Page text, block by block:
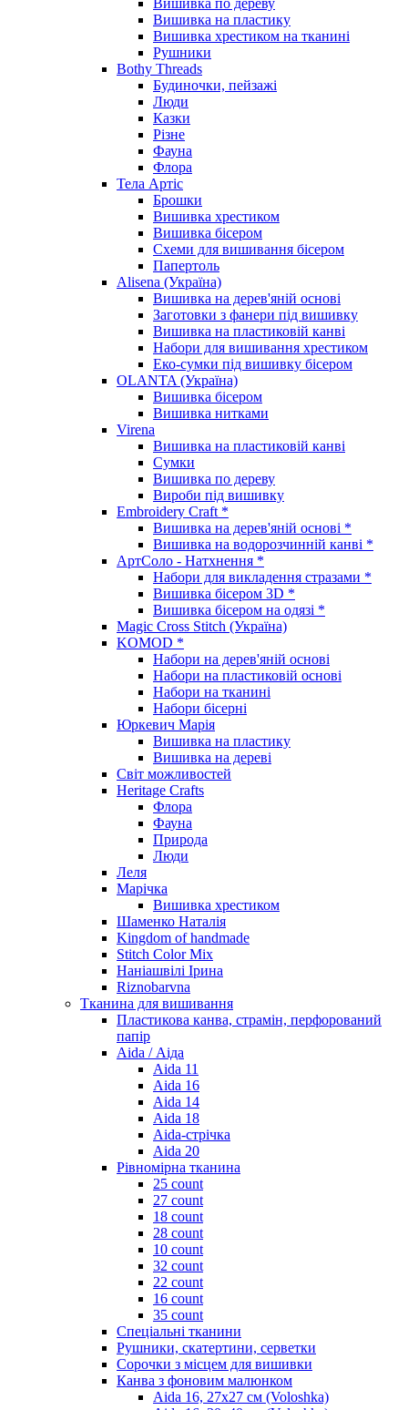
Вишивка на пластику
Вишивка хрестиком на тканині
Рушники
Bothy Threads
Будиночки, пейзажі
Люди
Казки
Різне
Фауна
Флора
Тела Артіс
Брошки
Вишивка хрестиком
Вишивка бісером
Схеми для вишивання бісером
Папертоль
Alisena (Україна)
Вишивка на дерев'яній основі
Заготовки з фанери під вишивку
Вишивка на пластиковій канві
Набори для вишивання хрестиком
Еко-сумки під вишивку бісером
OLANTA (Україна)
Вишивка бісером
Вишивка нитками
Virena
Вишивка на пластиковій канві
Сумки
Вишивка по дереву
Вироби під вишивку
Embroidery Craft *
Вишивка на дерев'яній основі *
Вишивка на водорозчинній канві *
АртСоло - Натхнення *
Набори для викладення стразами *
Вишивка бісером 3D *
Вишивка бісером на одязі *
Magic Cross Stitch (Україна)
KOMOD *
Набори на дерев'яній основі
Набори на пластиковій основі
Набори на тканині
Набори бісерні
Юркевич Марія
Вишивка на пластику
Вишивка на дереві
Світ можливостей
Heritage Crafts
Флора
Фауна
Природа
Люди
Леля
Марічка
Вишивка хрестиком
Шаменко Наталія
Kingdom of handmade
Stitch Color Mix
Наніашвілі Ірина
Riznobarvna
Тканина для вишивання
Пластикова канва, страмін, перфорований
папір
Aida / Аіда
Aida 11
Aida 16
Aida 14
Aida 18
Aida-стрічка
Aida 20
Рівномірна тканина
25 count
27 count
18 count
28 count
10 count
32 count
22 count
16 count
35 count
Спеціальні тканини
Рушники, скатертини, серветки
Сорочки з місцем для вишивки
Канва з фоновим малюнком
Aida 16, 27х27 см (Voloshka)